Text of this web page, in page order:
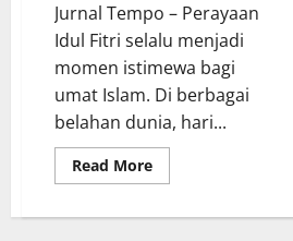
Jurnal Tempo – Perayaan
Idul Fitri selalu menjadi
momen istimewa bagi
umat Islam. Di berbagai
belahan dunia, hari...
Read MoreRead
more
Idul